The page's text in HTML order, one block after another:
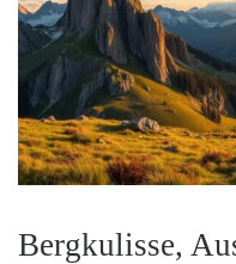
Bergkulisse,